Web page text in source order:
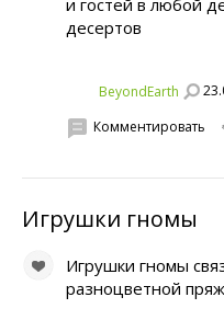
десертов
BeyondEarth
Комментировать
Игрушки гномы
Игрушки гномы
разноцветной